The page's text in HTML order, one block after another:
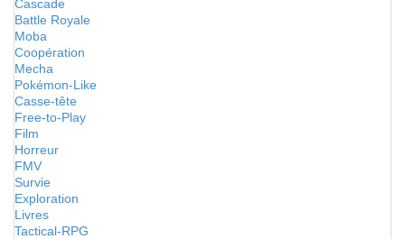
Cascade
Battle Royale
Moba
Coopération
Mecha
Pokémon-Like
Casse-tête
Free-to-Play
Film
Horreur
FMV
Survie
Exploration
Livres
Tactical-RPG